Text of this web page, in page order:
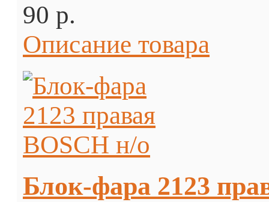
90 p.
Описание товара
Блок-фара 2123